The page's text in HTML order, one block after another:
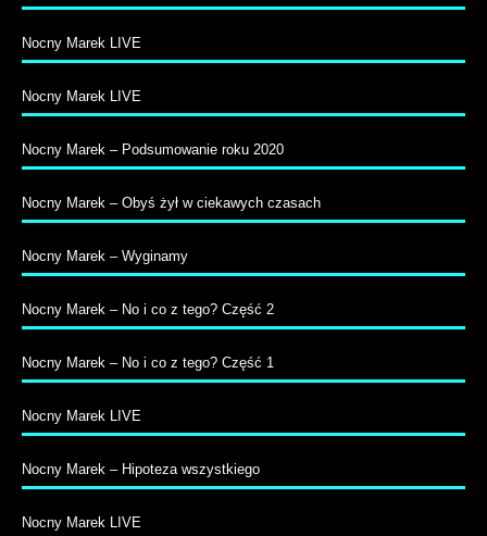
Nocny Marek LIVE
Nocny Marek LIVE
Nocny Marek – Podsumowanie roku 2020
Nocny Marek – Obyś żył w ciekawych czasach
Nocny Marek – Wyginamy
Nocny Marek – No i co z tego? Część 2
Nocny Marek – No i co z tego? Część 1
Nocny Marek LIVE
Nocny Marek – Hipoteza wszystkiego
Nocny Marek LIVE